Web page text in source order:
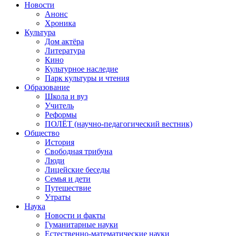
Новости
Анонс
Хроника
Культура
Дом актёра
Литература
Кино
Культурное наследие
Парк культуры и чтения
Образование
Школа и вуз
Учитель
Реформы
ПОЛЁТ (научно-педагогический вестник)
Общество
История
Свободная трибуна
Люди
Лицейские беседы
Семья и дети
Путешествие
Утраты
Наука
Новости и факты
Гуманитарные науки
Естественно-математические науки